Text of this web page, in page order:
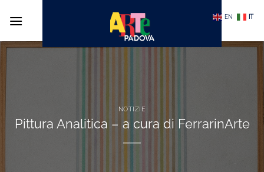
NOTIZIE
Pittura Analitica – a cura di FerrarinArte
EN IT